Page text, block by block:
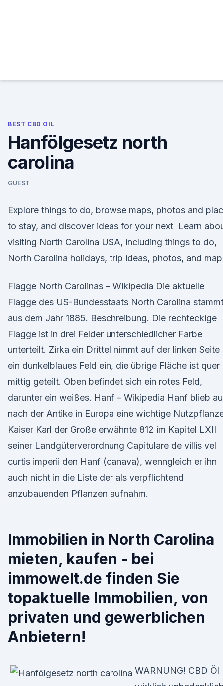
BEST CBD OIL
Hanfölgesetz north
carolina
GUEST
Explore things to do, browse maps, photos and
to stay, and discover ideas for your next Learn
visiting North Carolina USA, including things to do,
North Carolina holidays, trip ideas, photos, and
Flagge North Carolinas – Wikipedia Die aktuelle
Flagge des US-Bundesstaats North Carolina stammt
aus dem Jahr 1885. Beschreibung. Die rechteckige
Flagge ist in drei Felder unterschiedlicher Farbe
unterteilt. Zirka ein Drittel nimmt auf der linken Seite
ein dunkelblaues Feld ein, die übrige Fläche ist quer
mittig geteilt. Oben befindet sich ein rotes Feld,
darunter ein weißes. Hanf – Wikipedia Hanf blieb
nach der Antike in Europa eine wichtige
Kaiser Karl der Große erwähnte 812 im Kapitel LXII
seiner Landgüterverordnung Capitulare de villis vel
curtis imperii den Hanf (canava), wenngleich er ihn
auch nicht in die Liste der als verpflichtend
anzubauenden Pflanzen aufnahm.
Immobilien in North Carolina
mieten, kaufen - bei
immowelt.de finden Sie
topaktuelle Immobilien, von
privaten und gewerblichen
Anbietern!
WARNUNG! CBD Öl